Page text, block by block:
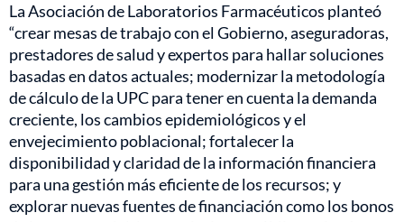
La Asociación de Laboratorios Farmacéuticos planteó
“crear mesas de trabajo con el Gobierno, aseguradoras,
prestadores de salud y expertos para hallar soluciones
basadas en datos actuales; modernizar la metodología
de cálculo de la UPC para tener en cuenta la demanda
creciente, los cambios epidemiológicos y el
envejecimiento poblacional; fortalecer la
disponibilidad y claridad de la información financiera
para una gestión más eficiente de los recursos; y
explorar nuevas fuentes de financiación como los bonos